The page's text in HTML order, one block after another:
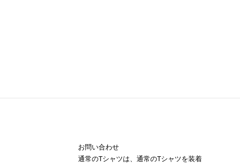
お問い合わせ
通常のTシャツは、通常のTシャツを装着